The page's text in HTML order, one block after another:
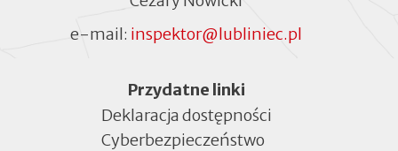
e-mail: inspektor@lubliniec.pl
MenuPrzydatne linki
Deklaracja dostępności
Cyberbezpieczeństwo